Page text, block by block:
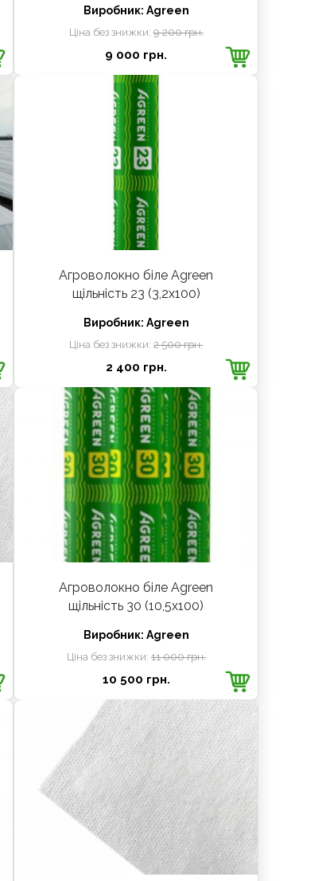
Виробник: Agreen
Ціна без знижки: 9 200 грн.
9 000 грн.
Агроволокно біле Agreen
щільність 23 (3,2х100)
Виробник: Agreen
Ціна без знижки:2 500 грн.
2 400 грн.
Агроволокно біле Agreen
щільність 30 (10,5х100)
Виробник: Agreen
Ціна без знижки: 11 000 грн.
10 500 грн.